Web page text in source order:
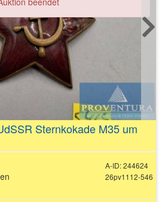
Sternkokade M35 um
A-ID: 244624
26pv1112-546